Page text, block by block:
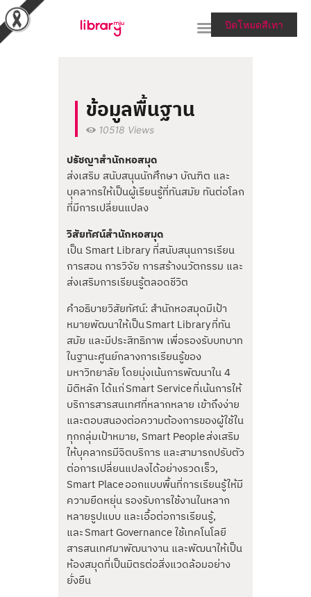
RESEARCH TOOLS &
COLLECTIONS
SERVICES & HELP
ABOUT THE LIBRARY
สายตรงผู้อำนวยการ
ข้อมูลพื้นฐาน
10518 Views
ปรัชญาสำนักหอสมุด
ส่งเสริม สนับสนุนนักศึกษา บัณฑิต และ
บุคลากรให้เป็นผู้เรียนรู้ที่ทันสมัย ทันต่อโลก
ที่มีการเปลี่ยนแปลง
วิสัยทัศน์สำนักหอสมุด
เป็น Smart Library ที่สนับสนุนการเรียน
การสอน การวิจัย การสร้างนวัตกรรม และ
ส่งเสริมการเรียนรู้ตลอดชีวิต
คำอธิบายวิสัยทัศน์: สำนักหอสมุดมีเป้า
หมายพัฒนาให้เป็น Smart Library ที่ทัน
สมัย และมีประสิทธิภาพ เพื่อรองรับบทบาท
ในฐานะศูนย์กลางการเรียนรู้ของ
มหาวิทยาลัย โดยมุ่งเน้นการพัฒนาใน 4
มิติหลัก ได้แก่ Smart Service ที่เน้นการให้
บริการสารสนเทศที่หลากหลาย เข้าถึงง่าย
และตอบสนองต่อความต้องการของผู้ใช้ใน
ทุกกลุ่มเป้าหมาย, Smart People ส่งเสริม
ให้บุคลากรมีจิตบริการ และสามารถปรับตัว
ต่อการเปลี่ยนแปลงได้อย่างรวดเร็ว,
Smart Place ออกแบบพื้นที่การเรียนรู้ให้มี
ความยืดหยุ่น รองรับการใช้งานในหลาก
หลายรูปแบบ และเอื้อต่อการเรียนรู้,
และ Smart Governance ใช้เทคโนโลยี
สารสนเทศมาพัฒนางาน และพัฒนาให้เป็น
ห้องสมุดที่เป็นมิตรต่อสิ่งแวดล้อมอย่าง
ยั่งยืน
ปิดโหมดสีเทา